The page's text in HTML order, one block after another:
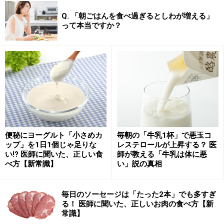
調査の結果、以下のことが明らかになりました。
緑茶の摂取量が多いほど、大脳白質病変の容積が有
意に小さい
1日3杯（約600ml）以上飲む人は、1杯未満の人に比
べて病変の割合が明らかに低い
一方、コーヒーを飲む習慣の有無での比較では、有
意な差が見られなかった
つまり、脳の血管を守り、将来の認知症リスクを遠ざけ
Q. 「朝ごはんを食べ過ぎるとしわが増える」
って本当ですか？
便秘にヨーグルト「小さめカ
ップ」を1日1個じゃ足りな
い!? 医師に聞いた、正しい食
べ方【新常識】
毎朝の「牛乳1杯」で悪玉コ
レステロールが上昇する？ 医
師が教える「牛乳は体に悪
い」説の真相
毎日のソーセージは「たった2本」でも多すぎ
る！ 医師に聞いた、正しいお肉の食べ方【新
常識】